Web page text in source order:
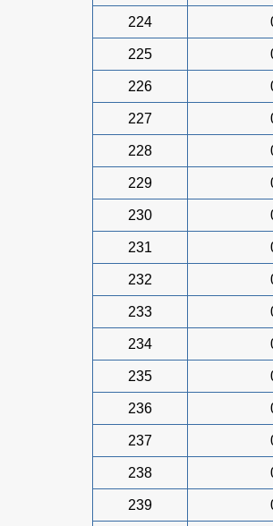
224
225
226
227
228
229
230
231
232
233
234
235
236
237
238
239